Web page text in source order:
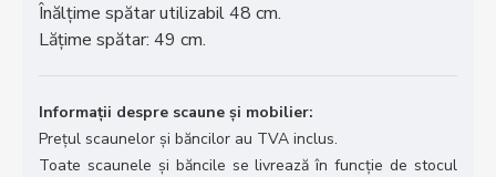
Înălțime spătar utilizabil 48 cm.
Lățime spătar: 49 cm.
Informații despre scaune și mobilier:
Prețul scaunelor și băncilor au TVA inclus.
Toate scaunele și băncile se livrează în funcție de stocul